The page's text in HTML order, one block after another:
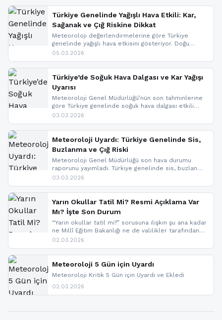
Türkiye Genelinde Yağışlı Hava Etkili: Kar,
Sağanak ve Çığ Riskine Dikkat
Meteoroloji değerlendirmelerine göre Türkiye
genelinde yağışlı hava etkisini gösteriyor. Doğu
bölgelerinde kar yağışı beklenirken Marmara ve
ise çığ tehlikesi bulunuyor. İç kesimlerde sis ve pus
nedeniyle görüş mesafesinde azalma
yaşanabileceği belirtiliyor.
05.03.2026
Türkiye’de Soğuk Hava Dalgası ve Kar Yağışı
Uyarısı
Meteoroloji Genel Müdürlüğü’nün son tahminlerine
göre Türkiye genelinde soğuk hava dalgası etkili
oluyor. Birçok il için kar yağışı ve buzlanma uyarısı
03.03.2026
Meteoroloji Uyardı: Türkiye Genelinde Sis,
Buzlanma ve Çığ Riski
Meteoroloji Genel Müdürlüğü son hava durumu
raporunu yayımladı. Türkiye genelinde sis, buzlanma
ve don beklenirken Doğu Anadolu ve Doğu
yapıldı. İşte son dakika meteoroloji gelişmeleri.
03.03.2026
Yarın Okullar Tatil Mi? Resmi Açıklama Var
Mı? İşte Son Durum
“Yarın okullar tatil mi?” sorusuna ilişkin şu ana kadar
ne Millî Eğitim Bakanlığı ne de valilikler tarafından
yapılmış resmi bir tatil açıklaması bulunmamaktadır.
paylaşacağız. En hızlı şekilde haberdar olmak için
sitemizi takip edebilir ve bildirimleri açabilirsiniz.
02.03.2026
Meteoroloji 5 Gün için Uyardı
Meteoroloji Kritik 5 Gün için Uyardı ve Ekledi
02.03.2026